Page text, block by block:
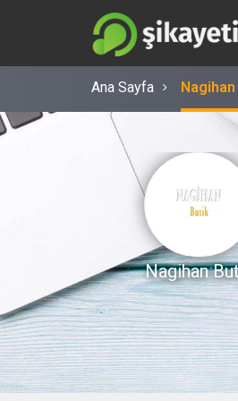
Ana Sayfa
Nagihan